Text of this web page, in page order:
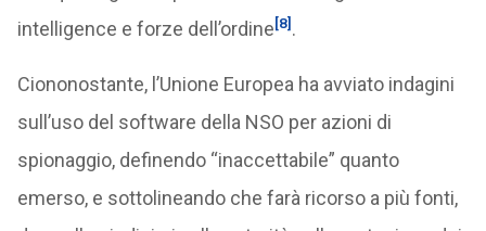
intelligence e forze dell’ordine[8] .
Ciononostante, l’Unione Europea ha avviato indagini
sull’uso del software della NSO per azioni di
spionaggio, definendo “inaccettabile” quanto
emerso, e sottolineando che farà ricorso a più fonti,